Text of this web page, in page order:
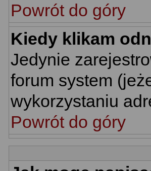
Powrót do góry
Kiedy klikam
Jedynie
forum system
wykorzystaniu
Powrót do góry